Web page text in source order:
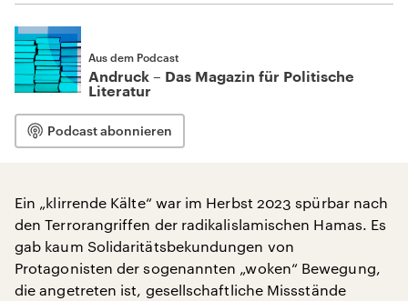
Aus dem Podcast
Andruck – Das Magazin für Politische
Literatur
Podcast abonnieren
Ein „klirrende Kälte“ war im Herbst 2023 spürbar nach
den Terrorangriffen der radikalislamischen Hamas. Es
gab kaum Solidaritätsbekundungen von
Protagonisten der sogenannten „woken“ Bewegung,
die angetreten ist, gesellschaftliche Missstände